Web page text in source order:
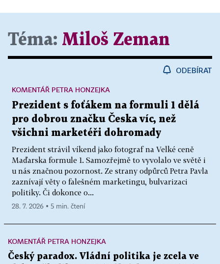
Na druhé straně každý má právo na svůj názor a
každý občan má možnost při mých cestách do
krajů se se mnou setkat. A těm, kdo mají
nesouhlasný názor, dávám vždy právo prvního
slova. Žijeme ve svobodné společnosti a na svoje
mínění, nezávislý názor má tedy právo každý.
Dokonce i prezident republiky.
Vážení spoluobčané, minulý rok jsem vám do
budoucna popřál naplněný život. Dovolte mi, abych
dnes toto přání doplnil přáním, které vyplývá z
toho, že život můžeme opravdu naplnit jenom
užitečnou prací nejenom pro sebe, ale i pro druhé.
Přeji vám tedy do budoucna zajímavou práci, ze
Šťastný a veselý nový rok.
Téma: Miloš Zeman
ODEBÍRAT
Prezident s foťákem na formuli 1 dělá
pro dobrou značku Česka víc, než
všichni marketéři dohromady
Prezident strávil víkend jako fotograf na Velké ceně
Maďarska formule 1. Samozřejmě to vyvolalo ve světě i
u nás značnou pozornost. Ze strany odpůrců Petra Pavla
zaznívají věty o falešném marketingu, bulvarizaci
politiky. Či dokonce o...
KOMENTÁŘ PETRA HONZEJKA
28. 7. 2026 ▪ 5 min. čtení
KOMENTÁŘ PETRA HONZEJKA
Český paradox. Vládní politika je zcela ve